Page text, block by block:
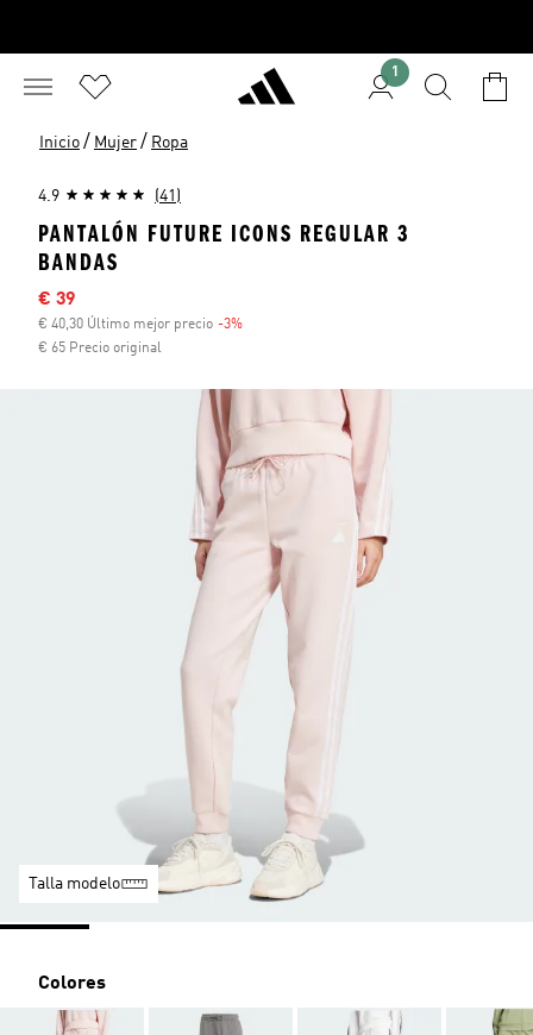
1
Inicio / Mujer / Ropa
4.9 (41)
PANTALÓN FUTURE ICONS REGULAR 3
BANDAS
Precio rebajado
€ 39
€ 40,30 Último mejor precio -3%
€ 65 Precio original
Talla modelo
Colores